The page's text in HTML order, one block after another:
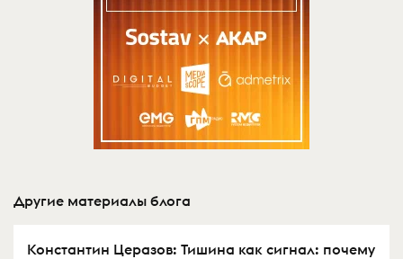
Другие материалы блога
Константин Церазов: Тишина как сигнал: почему